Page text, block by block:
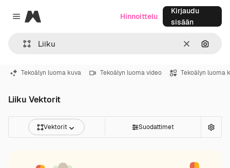
Close menu
Magnific
SelkeäHae
Hinnoittelu
Kirjaudu
sisään
Tekoälyn luoma kuva Tekoälyn luoma video Tekoälyn luoma
Liiku Vektorit
Vektorit Suodattimet